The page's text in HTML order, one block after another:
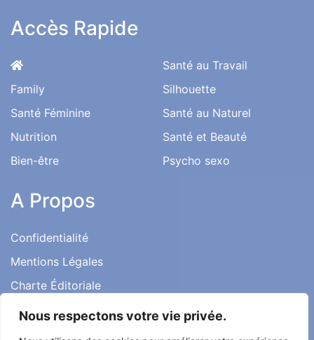
Nous respectons votre vie privée.
Accès Rapide
Family
Santé Féminine
Nutrition
Bien-être
Santé au Travail
Silhouette
Santé au Naturel
Santé et Beauté
Psycho sexo
A Propos
Confidentialité
Mentions Légales
Charte Éditoriale
Conditions d’utilisation